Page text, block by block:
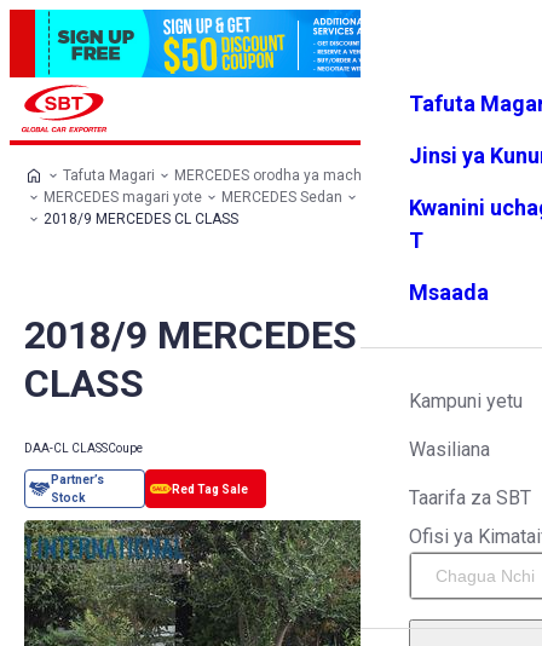
Vipendw
Menyu
Tafuta
Jinsi ya
Kwanini
T
Msaada
Kampuni yetu
Wasiliana
Taarifa za SBT
Ofisi ya
Tafuta Magari
MERCEDES orodha ya machaguo
MERCEDES magari yote
MERCEDES Sedan
MERCEDES CL CLASS
2018/9 MERCEDES CL CLASS
2018/9 MERCEDES CL
CLASS
DAA-CL CLASSCoupe